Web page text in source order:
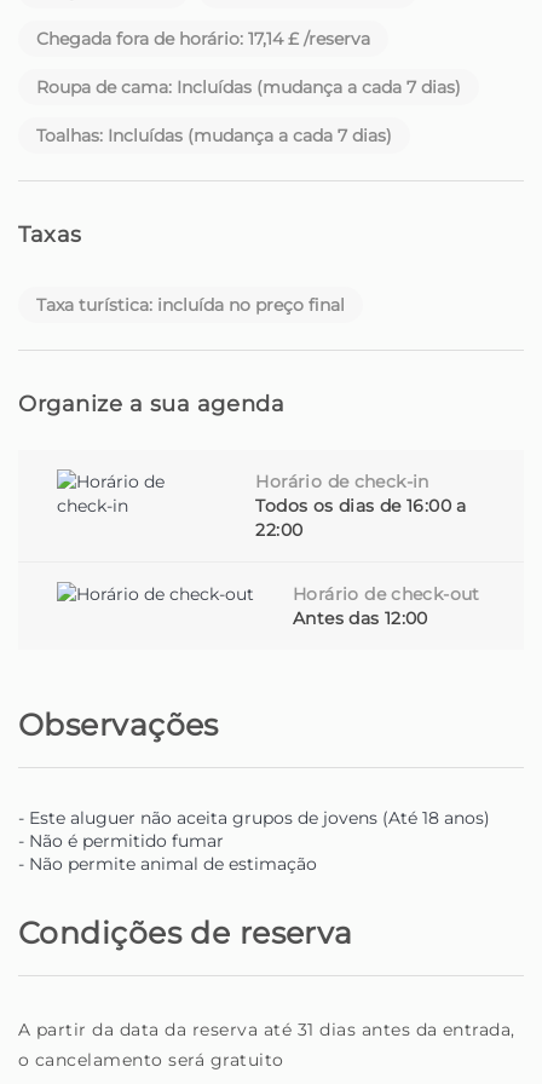
hóspede é recebido como um velho amigo.
Para além do conforto e da hospitalidade,
disponibilizamos ainda, mediante solicitação, serviços
atividades, experiências personalizadas e muito mais -
um proprietário à procura de quem cuide da sua casa
com dedicação, está no sítio certo.
Madeira.
Chegada fora de horário: 17,14 £ /reserva
Roupa de cama: Incluídas (mudança a cada 7 dias)
Toalhas: Incluídas (mudança a cada 7 dias)
Taxas
Taxa turística: incluída no preço final
Organize a sua agenda
Horário de check-in
Todos os dias de 16:00 a
22:00
Horário de check-out
Antes das 12:00
Observações
- Este aluguer não aceita grupos de jovens (Até 18 anos)
- Não é permitido fumar
- Não permite animal de estimação
Condições de reserva
A partir da data da reserva até 31 dias antes da entrada,
o cancelamento será gratuito